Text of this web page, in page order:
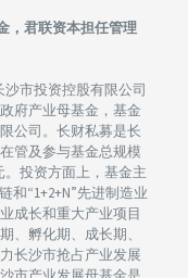
，君联资本担任管理
市投资控股有限公司
府产业母基金，基金
公司。长财私募是长
管及参与基金总规模
。投资方面上，基金主
和“1+2+N”先进制造业
成长和重大产业项目
、孵化期、成长期、
长沙市抢占产业发展